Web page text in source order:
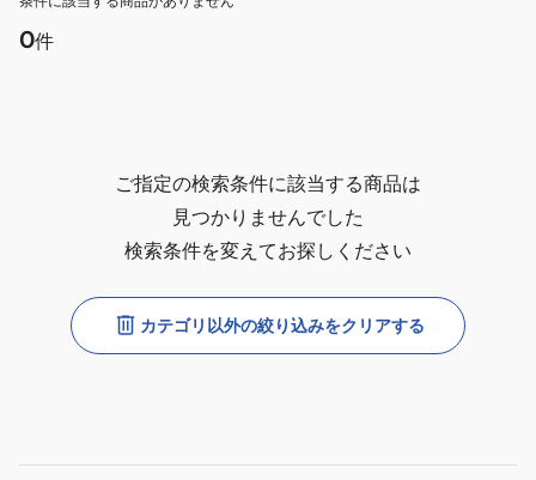
0件
ご指定の検索条件に該当する商品は
見つかりませんでした
検索条件を変えてお探しください
カテゴリ以外の絞り込みをクリアする